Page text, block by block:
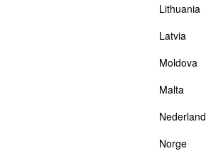
Lithuania
Latvia
Moldova
Malta
Nederland
Norge